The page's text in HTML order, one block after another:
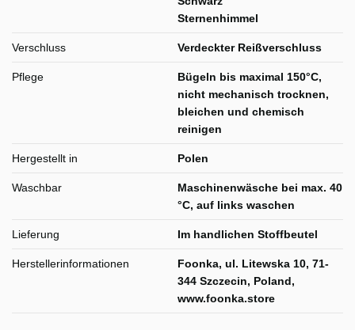
Sternenhimmel
Verschluss Verdeckter Reißverschluss
Pflege
Bügeln bis maximal 150°C,
nicht mechanisch trocknen,
bleichen und chemisch
reinigen
Hergestellt in Polen
Waschbar
Maschinenwäsche bei max. 40
°C, auf links waschen
Lieferung Im handlichen Stoffbeutel
Herstellerinformationen
Foonka, ul. Litewska 10, 71-
344 Szczecin, Poland,
www.foonka.store